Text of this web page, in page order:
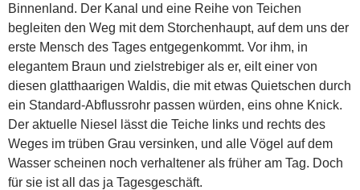
Binnenland. Der Kanal und eine Reihe von Teichen
begleiten den Weg mit dem Storchenhaupt, auf dem uns der
erste Mensch des Tages entgegenkommt. Vor ihm, in
elegantem Braun und zielstrebiger als er, eilt einer von
diesen glatthaarigen Waldis, die mit etwas Quietschen durch
ein Standard-Abflussrohr passen würden, eins ohne Knick.
Der aktuelle Niesel lässt die Teiche links und rechts des
Weges im trüben Grau versinken, und alle Vögel auf dem
Wasser scheinen noch verhaltener als früher am Tag. Doch
für sie ist all das ja Tagesgeschäft.